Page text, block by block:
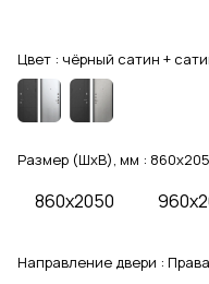
Цвет : чёрный сатин +
Размер (ШхВ), мм :
860x2050
Направление двери :